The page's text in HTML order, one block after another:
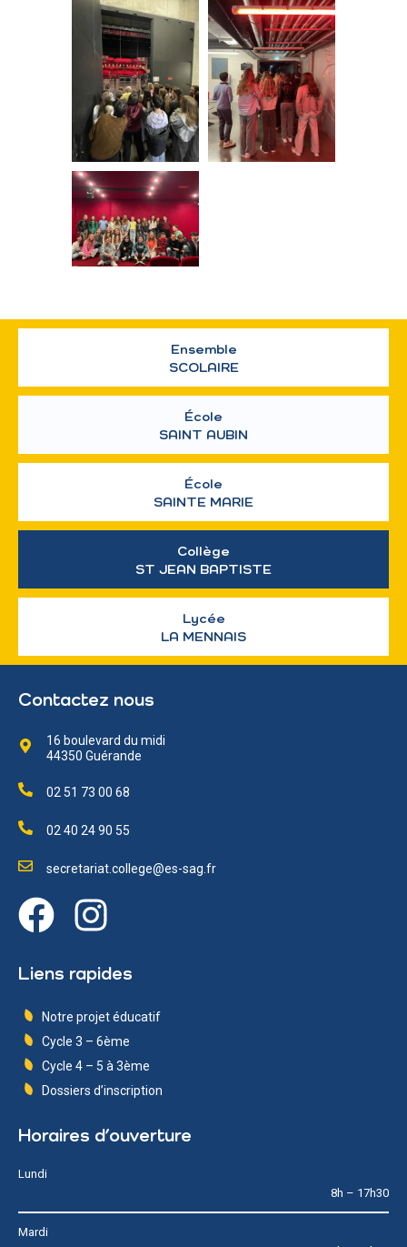
Ensemble
SCOLAIRE
École
SAINT AUBIN
École
SAINTE MARIE
Collège
ST JEAN BAPTISTE
Lycée
LA MENNAIS
Contactez nous
16 boulevard du midi
44350 Guérande
02 51 73 00 68
02 40 24 90 55
secretariat.college@es-sag.fr
Liens rapides
Notre projet éducatif
Cycle 3 – 6ème
Cycle 4 – 5 à 3ème
Dossiers d’inscription
Horaires d’ouverture
Lundi
8h – 17h30
Mardi